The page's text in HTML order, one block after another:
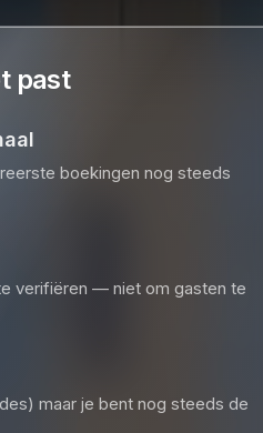
past
boekingen nog steeds
verifiëren — niet om gasten te
maar je bent nog steeds de